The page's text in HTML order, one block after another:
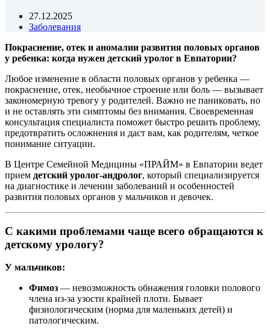
27.12.2025
Заболевания
Покраснение, отек и аномалии развития половых органов
у ребенка: когда нужен детский уролог в Евпатории?
Любое изменение в области половых органов у ребенка —
покраснение, отек, необычное строение или боль — вызывает
закономерную тревогу у родителей. Важно не паниковать, но
и не оставлять эти симптомы без внимания. Своевременная
консультация специалиста поможет быстро решить проблему,
предотвратить осложнения и даст вам, как родителям, четкое
понимание ситуации.
В Центре Семейной Медицины «ПРАЙМ» в Евпатории ведет
прием детский уролог-андролог, который специализируется
на диагностике и лечении заболеваний и особенностей
развития половых органов у мальчиков и девочек.
С какими проблемами чаще всего обращаются к
детскому урологу?
У мальчиков:
Фимоз — невозможность обнажения головки полового
члена из-за узости крайней плоти. Бывает
физиологическим (норма для маленьких детей) и
патологическим.